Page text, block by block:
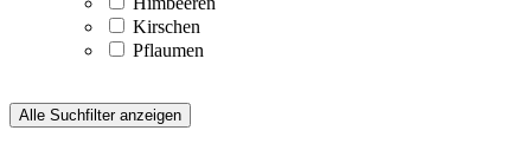
Kirschen
Pflaumen
Alle Suchfilter anzeigen